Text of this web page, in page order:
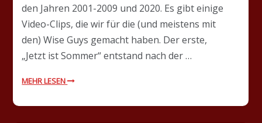
den Jahren 2001-2009 und 2020. Es gibt einige
Video-Clips, die wir für die (und meistens mit
den) Wise Guys gemacht haben. Der erste,
„Jetzt ist Sommer“ entstand nach der …
MEHR LESEN